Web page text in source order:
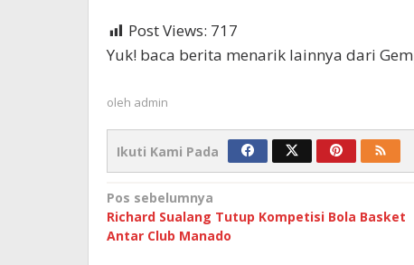
Post Views: 717
Yuk! baca berita menarik lainnya dari
oleh admin
Ikuti Kami Pada
Navigasi
pos
Pos sebelumnya
Richard Sualang Tutup Kompetisi Bola Basket
Antar Club Manado